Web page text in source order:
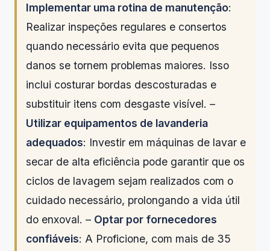
Implementar uma rotina de manutenção:
Realizar inspeções regulares e consertos
quando necessário evita que pequenos
danos se tornem problemas maiores. Isso
inclui costurar bordas descosturadas e
substituir itens com desgaste visível. –
Utilizar equipamentos de lavanderia
adequados: Investir em máquinas de lavar e
secar de alta eficiência pode garantir que os
ciclos de lavagem sejam realizados com o
cuidado necessário, prolongando a vida útil
do enxoval. – Optar por fornecedores
confiáveis: A Proficione, com mais de 35